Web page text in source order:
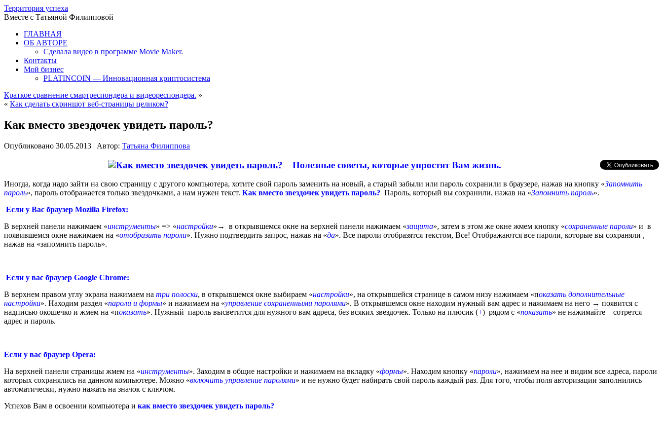
Территория успеха
Вместе с Татьяной Филипповой
ГЛАВНАЯ
ОБ АВТОРЕ
Сделала видео в программе Movie Maker.
Контакты
Мой бизнес
PLATINCOIN — Инновационная криптосистема
Краткое сравнение смартреспондера и видеореспондера. »
« Как сделать скриншот веб-страницы целиком?
Как вместо звездочек увидеть пароль?
Опубликовано 30.05.2013 | Автор: Татьяна Филиппова
Полезные советы, которые упростят Вам жизнь.
Иногда, когда надо зайти на свою страницу с другого компьютера, хотите свой пароль заменить на новый, а старый забыли или пароль сохранили в браузере, нажав на кнопку «Запомнить
пароль», пароль отображается только звездочками, а нам нужен текст. Как вместо звездочек увидеть пароль? Пароль, который вы сохранили, нажав на «Запомнить пароль».
Если у Вас браузер Mozilla Firefox:
В верхней панели нажимаем «инструменты» => «настройки»→ в открывшемся окне на верхней панели нажимаем «защита», затем в этом же окне жмем кнопку «сохраненные пароли» и в
появившемся окне нажимаем на «отобразить пароли». Нужно подтвердить запрос, нажав на «да». Все пароли отобразятся текстом, Все! Отображаются все пароли, которые вы сохраняли ,
нажав на «запомнить пароль».
Если у вас браузер Google Chrome:
В верхнем правом углу экрана нажимаем на три полоски, в открывшемся окне выбираем «настройки», на открывшейся странице в самом низу нажимаем «показать дополнительные
настройки». Находим раздел «пароли и формы» и нажимаем на «управление сохраненными паролями». В открывшемся окне находим нужный вам адрес и нажимаем на него → появится с
надписью окошечко и жмем на «показать». Нужный пароль высветится для нужного вам адреса, без всяких звездочек. Только на плюсик (+) рядом с «показать» не нажимайте – сотрется
адрес и пароль.
Если у вас браузер Opera:
На верхней панели страницы жмем на «инструменты». Заходим в общие настройки и нажимаем на вкладку «формы». Находим кнопку «пароли», нажимаем на нее и видим все адреса, пароли
которых сохранялись на данном компьютере. Можно «включить управление паролями» и не нужно будет набирать свой пароль каждый раз. Для того, чтобы поля авторизации заполнились
автоматически, нужно нажать на значок с ключом.
Успехов Вам в освоении компьютера и как вместо звездочек увидеть пароль?